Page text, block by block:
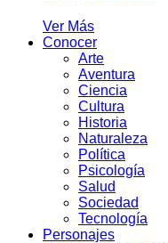
Ver Más
Conocer
Arte
Aventura
Ciencia
Cultura
Historia
Naturaleza
Política
Psicología
Salud
Sociedad
Tecnología
Personajes